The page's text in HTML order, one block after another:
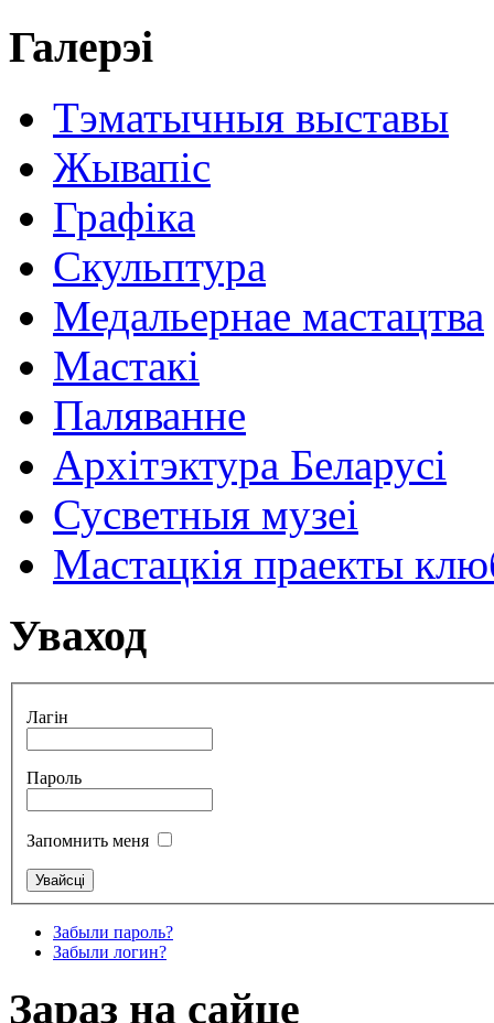
Галерэі
Тэматычныя выставы
Жывапіс
Графіка
Скульптура
Медальернае мастацтва
Мастакі
Паляванне
Архітэктура Беларусі
Сусветныя музеі
Мастацкія праекты
Уваход
Лагін
Пароль
Запомнить меня
Забыли пароль?
Забыли логин?
Зараз на сайце